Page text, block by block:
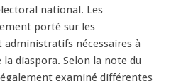
national. Les
porté sur les
administratifs nécessaires à
la diaspora. Selon la note du
examiné différentes